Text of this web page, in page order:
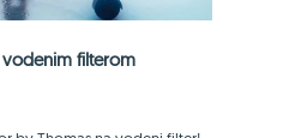
vodenim filterom